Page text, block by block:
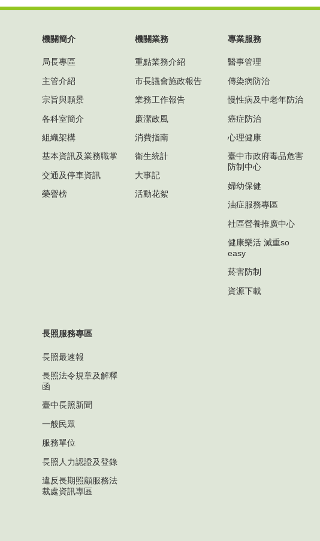
機關簡介
局長專區
主管介紹
宗旨與願景
各科室簡介
組織架構
基本資訊及業務職掌
交通及停車資訊
榮譽榜
機關業務
重點業務介紹
市長議會施政報告
業務工作報告
廉潔政風
消費指南
衛生統計
大事記
活動花絮
專業服務
醫事管理
傳染病防治
慢性病及中老年防治
癌症防治
心理健康
臺中市政府毒品危害
防制中心
婦幼保健
油症服務專區
社區營養推廣中心
健康樂活 減重so
easy
菸害防制
資源下載
長照服務專區
長照最速報
長照法令規章及解釋
函
臺中長照新聞
一般民眾
服務單位
長照人力認證及登錄
違反長期照顧服務法
裁處資訊專區